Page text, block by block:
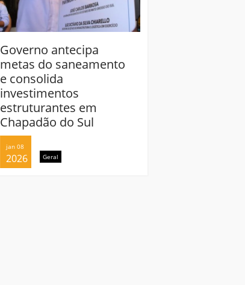
Governo antecipa
metas do saneamento
e consolida
investimentos
estruturantes em
Chapadão do Sul
jan 08
2026 Geral